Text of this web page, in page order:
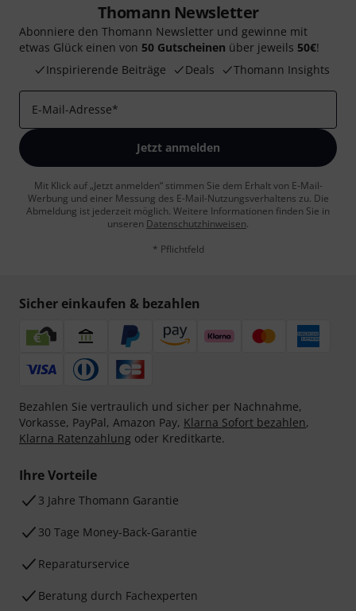
Thomann Newsletter
Abonniere den Thomann Newsletter und gewinne mit
etwas Glück einen von 50 Gutscheinen über jeweils 50€!
Inspirierende Beiträge
Deals Thomann Insights
E-Mail-Adresse*
Jetzt anmelden
Mit Klick auf „Jetzt anmelden“ stimmen Sie dem Erhalt von E-Mail-
Werbung und einer Messung des E-Mail-Nutzungsverhaltens zu. Die
Abmeldung ist jederzeit möglich. Weitere Informationen finden Sie in
unseren Datenschutzhinweisen.
* Pflichtfeld
Sicher einkaufen & bezahlen
Bezahlen Sie vertraulich und sicher per Nachnahme,
Vorkasse, PayPal, Amazon Pay, Klarna Sofort bezahlen,
Klarna Ratenzahlung oder Kreditkarte.
Ihre Vorteile
3 Jahre Thomann Garantie
30 Tage Money-Back-Garantie
Reparaturservice
Beratung durch Fachexperten